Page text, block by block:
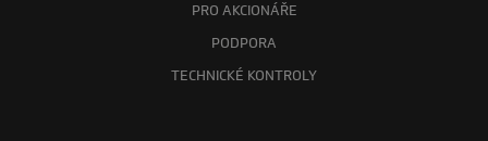
PRO AKCIONÁŘE
PODPORA
TECHNICKÉ KONTROLY